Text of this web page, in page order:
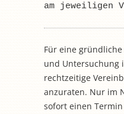
am jeweiligen
Für eine
und Untersuchung
rechtzeitige
anzuraten. Nur im
sofort einen